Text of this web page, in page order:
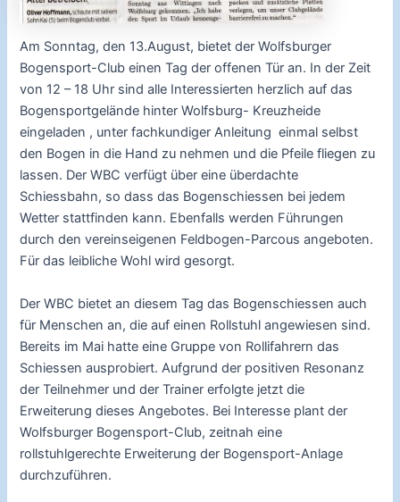
Am Sonntag, den 13.August, bietet der Wolfsburger
Bogensport-Club einen Tag der offenen Tür an. In der Zeit
von 12 – 18 Uhr sind alle Interessierten herzlich auf das
Bogensportgelände hinter Wolfsburg- Kreuzheide
eingeladen , unter fachkundiger Anleitung einmal selbst
den Bogen in die Hand zu nehmen und die Pfeile fliegen zu
lassen. Der WBC verfügt über eine überdachte
Schiessbahn, so dass das Bogenschiessen bei jedem
Wetter stattfinden kann. Ebenfalls werden Führungen
durch den vereinseigenen Feldbogen-Parcous angeboten.
Für das leibliche Wohl wird gesorgt.
Der WBC bietet an diesem Tag das Bogenschiessen auch
für Menschen an, die auf einen Rollstuhl angewiesen sind.
Bereits im Mai hatte eine Gruppe von Rollifahrern das
Schiessen ausprobiert. Aufgrund der positiven Resonanz
der Teilnehmer und der Trainer erfolgte jetzt die
Erweiterung dieses Angebotes. Bei Interesse plant der
Wolfsburger Bogensport-Club, zeitnah eine
rollstuhlgerechte Erweiterung der Bogensport-Anlage
durchzuführen.